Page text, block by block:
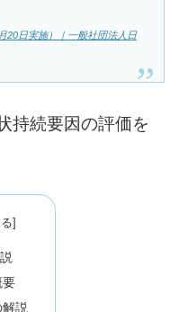
20日実施）｜一般社団法人日
続要因の評価を
要
説